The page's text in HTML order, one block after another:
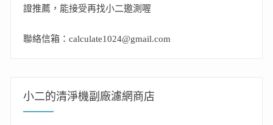
證推薦，能接受再找小二邀測喔
聯絡信箱：calculate1024@gmail.com
小二的清淨機副廠濾網商店